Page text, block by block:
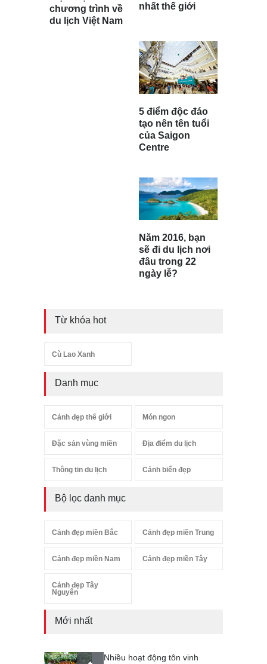
chương trình về
du lịch Việt Nam
nhất thế giới
5 điểm độc đáo
tạo nên tên tuổi
của Saigon
Centre
Năm 2016, bạn
sẽ đi du lịch nơi
đâu trong 22
ngày lễ?
Từ khóa hot
Cù Lao Xanh
Danh mục
Cảnh đẹp thế giới Món ngon
Đặc sản vùng miền Địa điểm du lịch
Thông tin du lịch Cảnh biển đẹp
Bộ lọc danh mục
Cảnh đẹp miền Bắc Cảnh đẹp miền Trung
Cảnh đẹp miền Nam Cảnh đẹp miền Tây
Cảnh đẹp Tây
Nguyên
Mới nhất
Nhiều hoạt động tôn vinh